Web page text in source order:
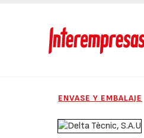
ENVASE Y EMBALAJE